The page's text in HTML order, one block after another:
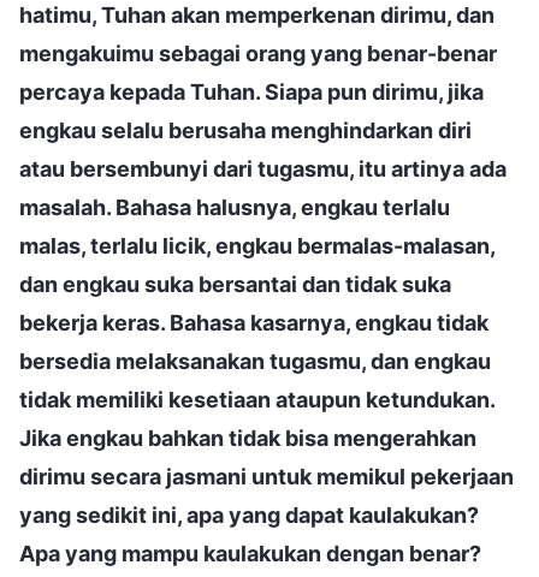
hatimu, Tuhan akan memperkenan dirimu, dan
mengakuimu sebagai orang yang benar-benar
percaya kepada Tuhan. Siapa pun dirimu, jika
engkau selalu berusaha menghindarkan diri
atau bersembunyi dari tugasmu, itu artinya ada
masalah. Bahasa halusnya, engkau terlalu
malas, terlalu licik, engkau bermalas-malasan,
dan engkau suka bersantai dan tidak suka
bekerja keras. Bahasa kasarnya, engkau tidak
bersedia melaksanakan tugasmu, dan engkau
tidak memiliki kesetiaan ataupun ketundukan.
Jika engkau bahkan tidak bisa mengerahkan
dirimu secara jasmani untuk memikul pekerjaan
yang sedikit ini, apa yang dapat kaulakukan?
Apa yang mampu kaulakukan dengan benar?